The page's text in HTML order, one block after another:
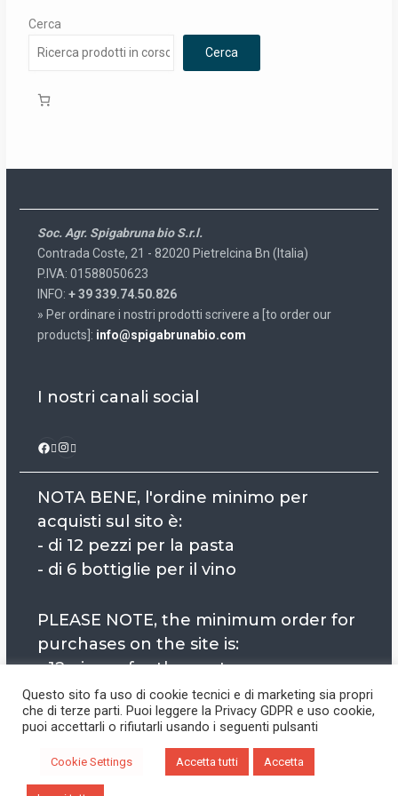
Cerca
Cerca
Soc. Agr. Spigabruna bio S.r.l.
Contrada Coste, 21 - 82020 Pietrelcina Bn (Italia)
P.IVA: 01588050623
INFO: + 39 339.74.50.826
» Per ordinare i nostri prodotti scrivere a [to order our
products]: info@spigabrunabio.com
I nostri canali social
Facebook
Instagram
NOTA BENE, l'ordine minimo per
acquisti sul sito è:
- di 12 pezzi per la pasta
- di 6 bottiglie per il vino
PLEASE NOTE, the minimum order for
purchases on the site is:
- 12 pieces for the pasta
- 6 bottles for wine
Questo sito fa uso di cookie tecnici e di marketing sia propri
che di terze parti. Puoi leggere la Privacy GDPR e uso cookie,
puoi accettarli o rifiutarli usando i seguenti pulsanti
Cookie Settings Accetta tutti Accetta